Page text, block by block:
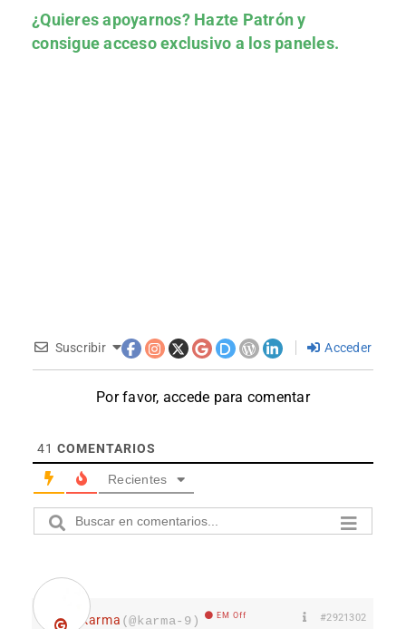
¿Quieres apoyarnos? Hazte Patróny
consigue acceso exclusivo a los paneles.
Suscribir Acceder
Por favor, accede para comentar
41 COMENTARIOS
Recientes
karma (@karma-9) EM Off #2921302